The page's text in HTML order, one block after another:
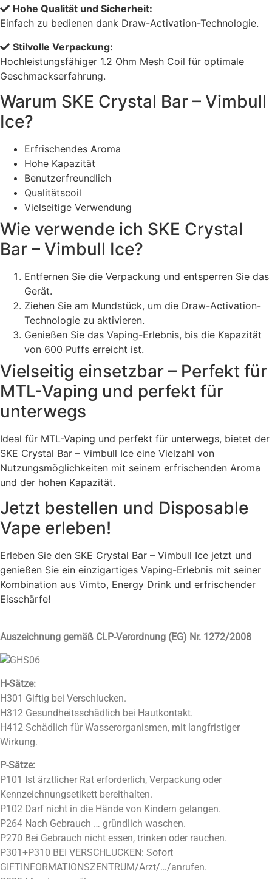
Hohe Qualität und Sicherheit:
Einfach zu bedienen dank Draw-Activation-Technologie.
Stilvolle Verpackung:
Hochleistungsfähiger 1.2 Ohm Mesh Coil für optimale
Geschmackserfahrung.
Warum SKE Crystal Bar – Vimbull
Ice?
Erfrischendes Aroma
Hohe Kapazität
Benutzerfreundlich
Qualitätscoil
Vielseitige Verwendung
Wie verwende ich SKE Crystal
Bar – Vimbull Ice?
Entfernen Sie die Verpackung und entsperren Sie das
Gerät.
Ziehen Sie am Mundstück, um die Draw-Activation-
Technologie zu aktivieren.
Genießen Sie das Vaping-Erlebnis, bis die Kapazität
von 600 Puffs erreicht ist.
Vielseitig einsetzbar – Perfekt für
MTL-Vaping und perfekt für
unterwegs
Ideal für MTL-Vaping und perfekt für unterwegs, bietet der
SKE Crystal Bar – Vimbull Ice eine Vielzahl von
Nutzungsmöglichkeiten mit seinem erfrischenden Aroma
und der hohen Kapazität.
Jetzt bestellen und Disposable
Vape erleben!
Erleben Sie den SKE Crystal Bar – Vimbull Ice jetzt und
genießen Sie ein einzigartiges Vaping-Erlebnis mit seiner
Kombination aus Vimto, Energy Drink und erfrischender
Eisschärfe!
Auszeichnung gemäß CLP-Verordnung (EG) Nr. 1272/2008
H-Sätze:
H301 Giftig bei Verschlucken.
H312 Gesundheitsschädlich bei Hautkontakt.
H412 Schädlich für Wasserorganismen, mit langfristiger
Wirkung.
P-Sätze:
P101 Ist ärztlicher Rat erforderlich, Verpackung oder
Kennzeichnungsetikett bereithalten.
P102 Darf nicht in die Hände von Kindern gelangen.
P264 Nach Gebrauch … gründlich waschen.
P270 Bei Gebrauch nicht essen, trinken oder rauchen.
P301+P310 BEI VERSCHLUCKEN: Sofort
GIFTINFORMATIONSZENTRUM/Arzt/…/anrufen.